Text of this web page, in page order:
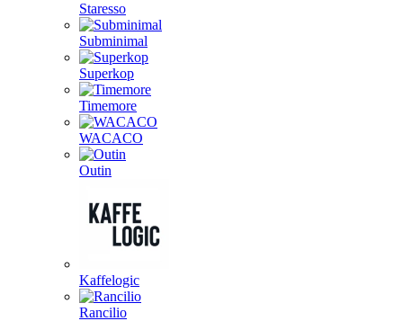
Staresso
Subminimal
Superkop
Timemore
WACACO
Outin
Kaffelogic
Rancilio